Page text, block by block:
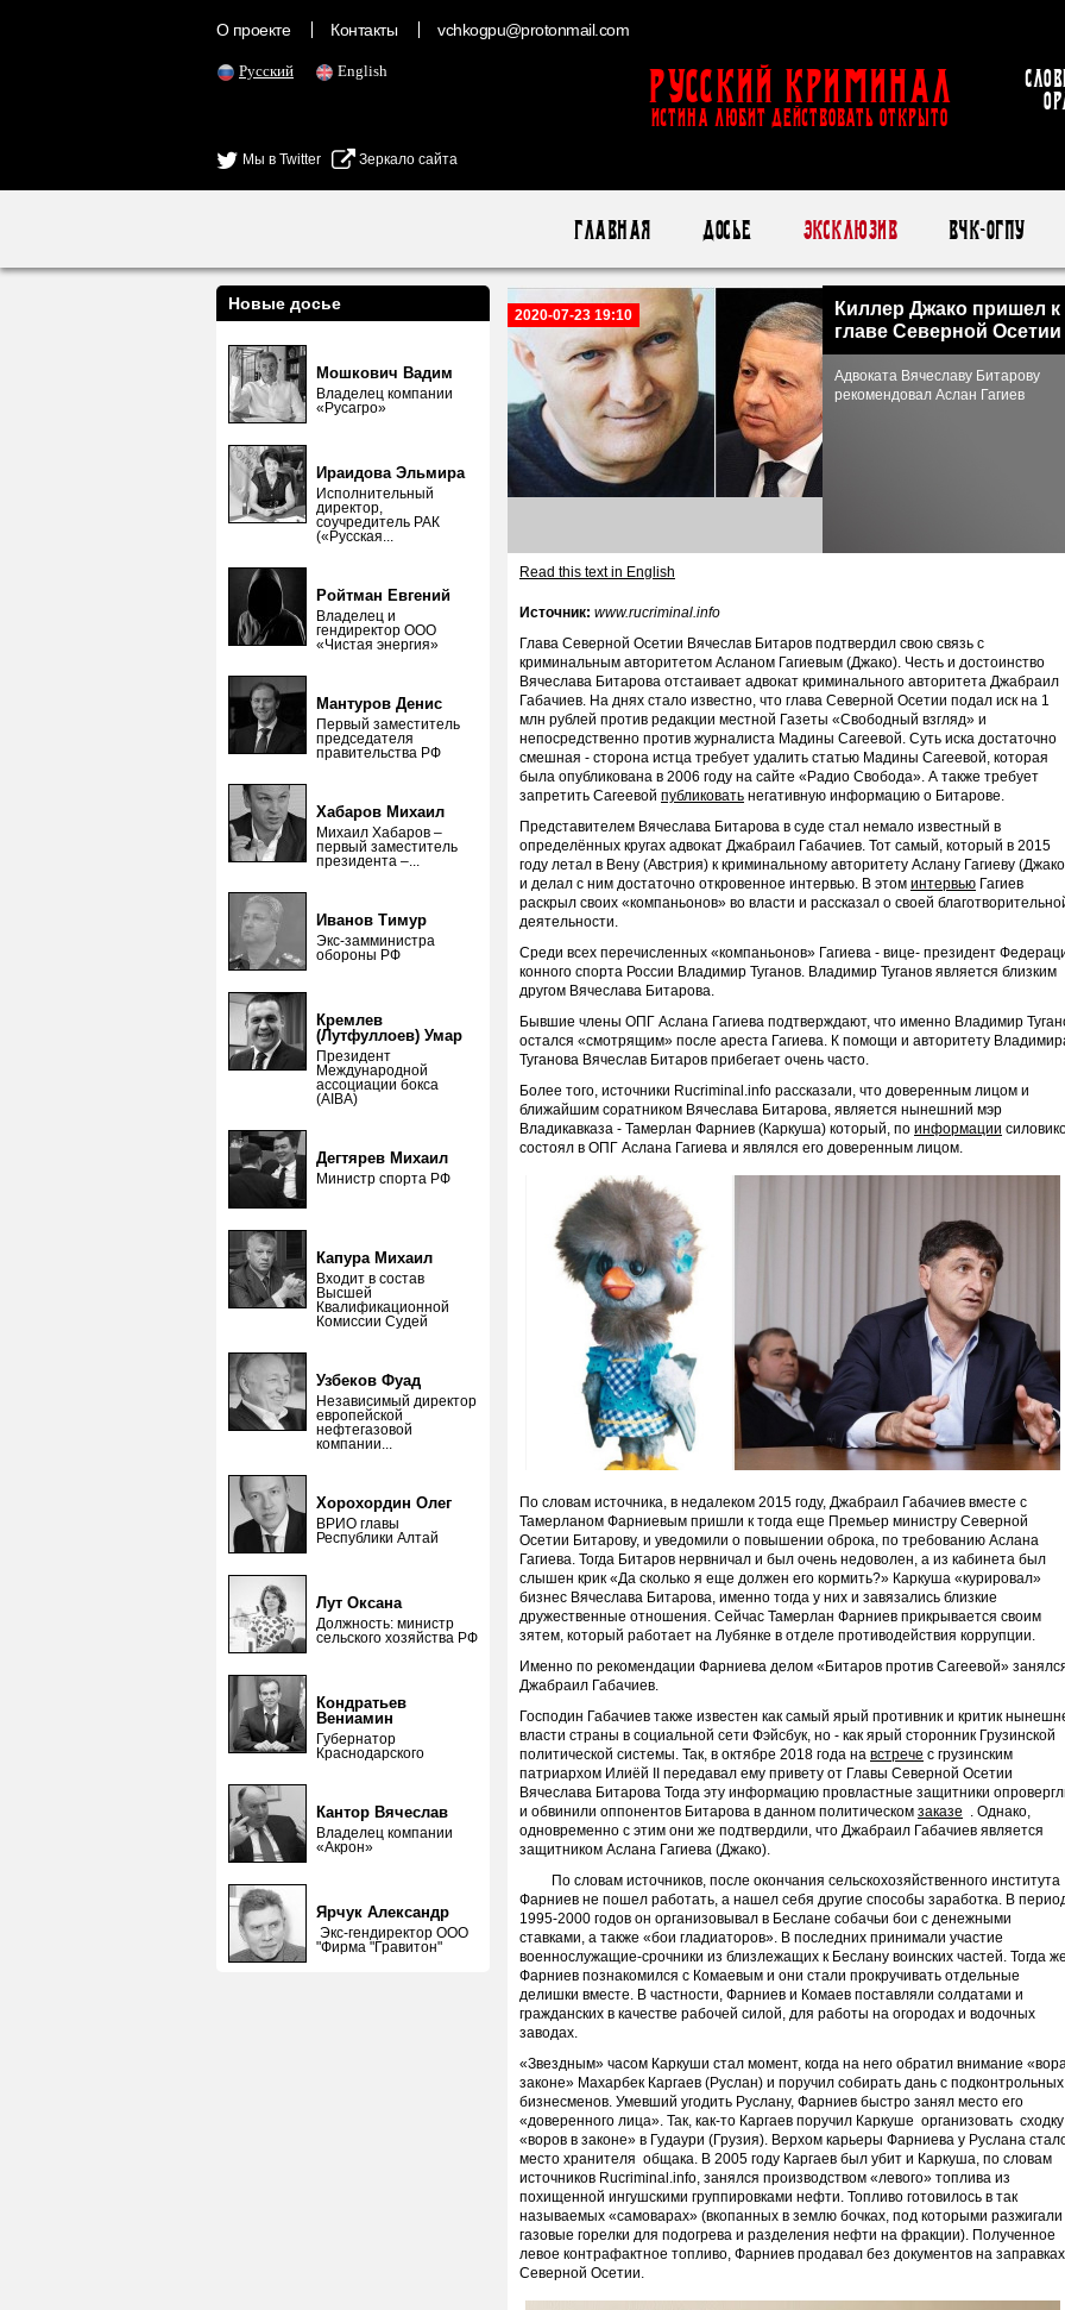
О проекте Контакты vchkogpu@protonmail.com
Русский English
Мы в Twitter Зеркало сайта
Русский Криминал
ИСТИНА ЛЮБИТ ДЕЙСТВОВАТЬ ОТКРЫТО
Главная Досье Эксклюзив ВЧК-ОГПУ
Новые досье
Мошкович Вадим
Владелец компании
«Русагро»
Ираидова Эльмира
Исполнительный
директор,
соучредитель РАК
(«Русская...
Ройтман Евгений
Владелец и
гендиректор ООО
«Чистая энергия»
Мантуров Денис
Первый заместитель
председателя
правительства РФ
Хабаров Михаил
Михаил Хабаров –
первый заместитель
президента –...
Иванов Тимур
Экс-замминистра
обороны РФ
Кремлев
(Лутфуллоев) Умар
Президент
Международной
ассоциации бокса
(AIBA)
Дегтярев Михаил
Министр спорта РФ
Капура Михаил
Входит в состав
Высшей
Квалификационной
Комиссии Судей
Узбеков Фуад
Независимый директор
европейской
нефтегазовой
компании...
Хорохордин Олег
ВРИО главы
Республики Алтай
Лут Оксана
Должность: министр
сельского хозяйства РФ
Кондратьев
Вениамин
Губернатор
Краснодарского
Кантор Вячеслав
Владелец компании
«Акрон»
Ярчук Александр
Экс-гендиректор ООО
"Фирма "Гравитон"
2020-07-23 19:10
Киллер Джако пришел к
главе Северной Осетии
Адвоката Вячеславу Битарову
рекомендовал Аслан Гагиев
Read this text in English
Источник: www.rucriminal.info
Глава Северной Осетии Вячеслав Битаров подтвердил свою связь с
криминальным авторитетом Асланом Гагиевым (Джако). Честь и достоинство
Вячеслава Битарова отстаивает адвокат криминального авторитета Джабраил
Габачиев. На днях стало известно, что глава Северной Осетии подал иск на 1
млн рублей против редакции местной Газеты «Свободный взгляд» и
непосредственно против журналиста Мадины Сагеевой. Суть иска достаточно
смешная - сторона истца требует удалить статью Мадины Сагеевой, которая
была опубликована в 2006 году на сайте «Радио Свобода». А также требует
запретить Сагеевой публиковать негативную информацию о Битарове.
Представителем Вячеслава Битарова в суде стал немало известный в
определённых кругах адвокат Джабраил Габачиев. Тот самый, который в 2015
году летал в Вену (Австрия) к криминальному авторитету Аслану Гагиеву
и делал с ним достаточно откровенное интервью. В этом интервью Гагиев
раскрыл своих «компаньонов» во власти и рассказал о своей
деятельности.
Среди всех перечисленных «компаньонов» Гагиева - вице- президент
конного спорта России Владимир Туганов. Владимир Туганов является близким
другом Вячеслава Битарова.
Бывшие члены ОПГ Аслана Гагиева подтверждают, что именно Владимир
остался «смотрящим» после ареста Гагиева. К помощи и авторитету
Туганова Вячеслав Битаров прибегает очень часто.
Более того, источники Rucriminal.info рассказали, что доверенным лицом и
ближайшим соратником Вячеслава Битарова, является нынешний мэр
Владикавказа - Тамерлан Фарниев (Каркуша) который, по информации
состоял в ОПГ Аслана Гагиева и являлся его доверенным лицом.
По словам источника, в недалеком 2015 году, Джабраил Габачиев вместе с
Тамерланом Фарниевым пришли к тогда еще Премьер министру Северной
Осетии Битарову, и уведомили о повышении оброка, по требованию Аслана
Гагиева. Тогда Битаров нервничал и был очень недоволен, а из кабинета был
слышен крик «Да сколько я еще должен его кормить?» Каркуша «курировал»
бизнес Вячеслава Битарова, именно тогда у них и завязались близкие
дружественные отношения. Сейчас Тамерлан Фарниев прикрывается своим
зятем, который работает на Лубянке в отделе противодействия коррупции.
Именно по рекомендации Фарниева делом «Битаров против Сагеевой»
Джабраил Габачиев.
Господин Габачиев также известен как самый ярый противник и критик
власти страны в социальной сети Фэйсбук, но - как ярый сторонник Грузинской
политической системы. Так, в октябре 2018 года на встрече с грузинским
патриархом Илиёй II передавал ему привету от Главы Северной Осетии
Вячеслава Битарова Тогда эту информацию провластные защитники
и обвинили оппонентов Битарова в данном политическом заказе . Однако,
одновременно с этим они же подтвердили, что Джабраил Габачиев является
защитником Аслана Гагиева (Джако).
По словам источников, после окончания сельскохозяйственного института
Фарниев не пошел работать, а нашел себя другие способы заработка. В
1995-2000 годов он организовывал в Беслане собачьи бои с денежными
ставками, а также «бои гладиаторов». В последних принимали участие
военнослужащие-срочники из близлежащих к Беслану воинских частей. Тогда
Фарниев познакомился с Комаевым и они стали прокручивать отдельные
делишки вместе. В частности, Фарниев и Комаев поставляли солдатами и
гражданских в качестве рабочей силой, для работы на огородах и водочных
заводах.
«Звездным» часом Каркуши стал момент, когда на него обратил внимание
законе» Махарбек Каргаев (Руслан) и поручил собирать дань с подконтрольных
бизнесменов. Умевший угодить Руслану, Фарниев быстро занял место его
«доверенного лица». Так, как-то Каргаев поручил Каркуше организовать сходку
«воров в законе» в Гудаури (Грузия). Верхом карьеры Фарниева у Руслана
место хранителя общака. В 2005 году Каргаев был убит и Каркуша, по словам
источников Rucriminal.info, занялся производством «левого» топлива из
похищенной ингушскими группировками нефти. Топливо готовилось в так
называемых «самоварах» (вкопанных в землю бочках, под которыми разжигали
газовые горелки для подогрева и разделения нефти на фракции). Полученное
левое контрафактное топливо, Фарниев продавал без документов на заправках
Северной Осетии.